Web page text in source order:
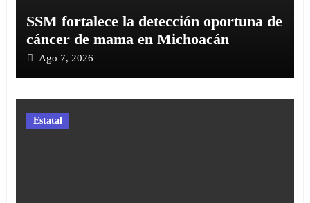
SSM fortalece la detección oportuna de
cáncer de mama en Michoacán
Ago 7, 2026
Estatal